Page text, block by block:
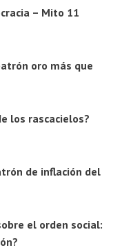
– Mito 11
oro más que
los rascacielos?
de inflación del
el orden social: